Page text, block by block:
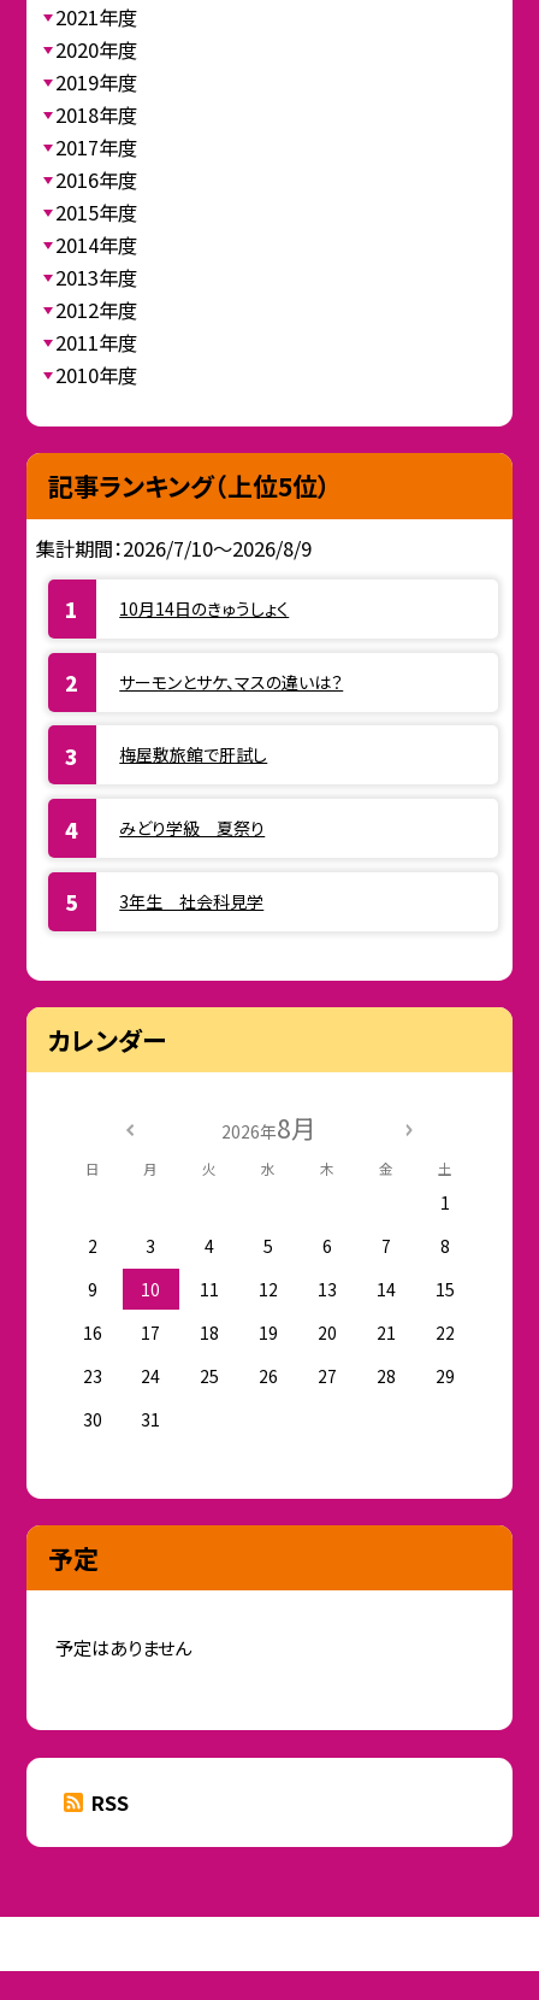
2021年度
2020年度
2019年度
2018年度
2017年度
2016年度
2015年度
2014年度
2013年度
2012年度
2011年度
2010年度
記事ランキング（上位5位）
集計期間：2026/7/10～2026/8/9
10月14日のきゅうしょく
サーモンとサケ、マスの違いは？
梅屋敷旅館で肝試し
みどり学級 夏祭り
3年生 社会科見学
カレンダー
2026年8月
日 月 火 水 木 金 土
1
2
3 4 5 6 7
8
9
10 11 12 13 14
15
16
17 18 19 20 21
22
23
24 25 26 27 28
29
30
31
予定
予定はありません
RSS